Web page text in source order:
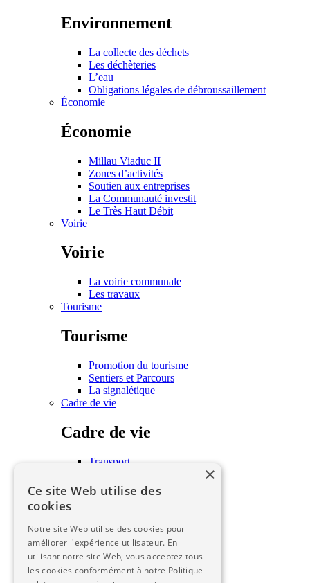
Environnement
La collecte des déchets
Les déchèteries
L’eau
Obligations légales de débroussaillement
Économie
Économie
Millau Viaduc II
Zones d’activités
Soutien aux entreprises
La Communauté investit
Le Très Haut Débit
Voirie
Voirie
La voirie communale
Les travaux
Tourisme
Tourisme
Promotion du tourisme
Sentiers et Parcours
La signalétique
Cadre de vie
Cadre de vie
Transport
Associations
Écoles
Urbanisme
Urbanisme
×
Ce site Web utilise des
cookies
Notre site Web utilise des cookies pour
améliorer l'expérience utilisateur. En
utilisant notre site Web, vous acceptez tous
les cookies conformément à notre Politique